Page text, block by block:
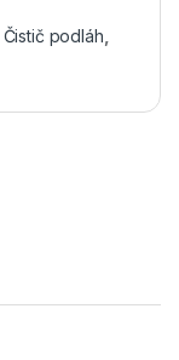
Čistič podláh